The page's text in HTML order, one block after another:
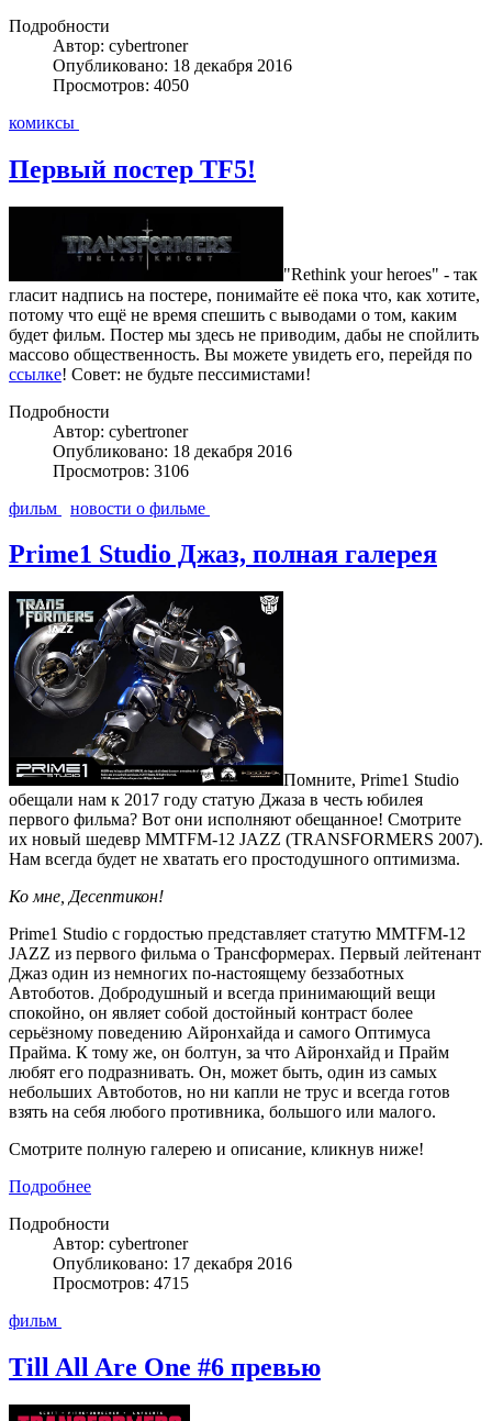
Подробности
Автор: cybertroner
Опубликовано: 18 декабря 2016
Просмотров: 4050
комиксы
Первый постер TF5!
"Rethink your heroes" - так
гласит надпись на постере, понимайте её пока что, как хотите,
потому что ещё не время спешить с выводами о том, каким
будет фильм. Постер мы здесь не приводим, дабы не спойлить
массово общественность. Вы можете увидеть его, перейдя по
ссылке! Совет: не будьте пессимистами!
Подробности
Автор: cybertroner
Опубликовано: 18 декабря 2016
Просмотров: 3106
фильм
новости о фильме
Prime1 Studio Джаз, полная галерея
Помните, Prime1 Studio
обещали нам к 2017 году статую Джаза в честь юбилея
первого фильма? Вот они исполняют обещанное! Смотрите
их новый шедевр MMTFM-12 JAZZ (TRANSFORMERS 2007).
Нам всегда будет не хватать его простодушного оптимизма.
Ко мне, Десептикон!
Prime1 Studio с гордостью представляет статутю MMTFM-12
JAZZ из первого фильма о Трансформерах. Первый лейтенант
Джаз один из немногих по-настоящему беззаботных
Автоботов. Добродушный и всегда принимающий вещи
спокойно, он являет собой достойный контраст более
серьёзному поведению Айронхайда и самого Оптимуса
Прайма. К тому же, он болтун, за что Айронхайд и Прайм
любят его подразнивать. Он, может быть, один из самых
небольших Автоботов, но ни капли не трус и всегда готов
взять на себя любого противника, большого или малого.
Смотрите полную галерею и описание, кликнув ниже!
Подробнее
Подробности
Автор: cybertroner
Опубликовано: 17 декабря 2016
Просмотров: 4715
фильм
Till All Are One #6 превью